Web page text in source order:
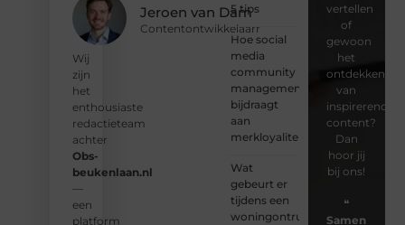
Jeroen van Dam
Contentontwikkelaarr
Wij
zijn
het
enthousiaste
redactieteam
achter
Obs-
beukenlaan.nl
—
een
platform
5 tips
Hoe social
media
community
management
bijdraagt
aan
merkloyaliteit
Wat
gebeurt er
tijdens een
woningontruiming?
vertellen
of
gewoon
het
ontdekken
van
inspirerende
content?
Dan
hoor jij
bij ons!
❝
Samen